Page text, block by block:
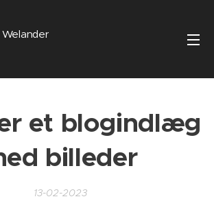
Welander
et blogindlæg
billeder
13-02-2023